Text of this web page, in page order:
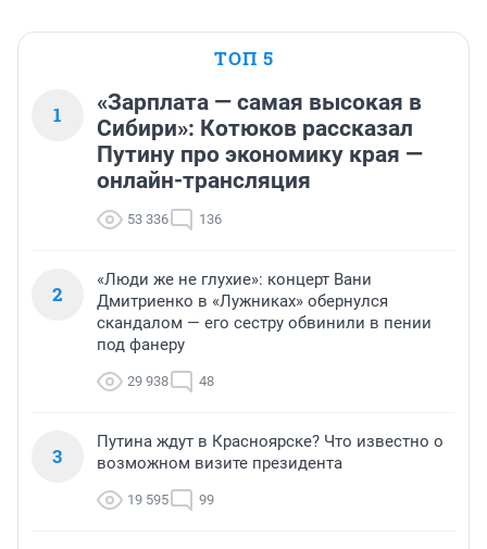
ТОП 5
1
«Зарплата — самая высокая в
Сибири»: Котюков рассказал
Путину про экономику края —
онлайн-трансляция
53 336 136
2
«Люди же не глухие»: концерт Вани
Дмитриенко в «Лужниках» обернулся
скандалом — его сестру обвинили в пении
под фанеру
29 938 48
3
Путина ждут в Красноярске? Что известно о
возможном визите президента
19 595 99